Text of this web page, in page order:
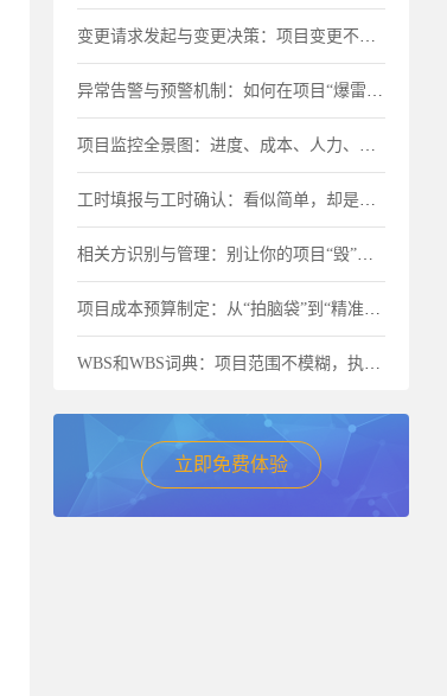
变更请求发起与变更决策：项目变更不是“洪水猛兽”，但要管住流程
异常告警与预警机制：如何在项目“爆雷”前及时止损？
项目监控全景图：进度、成本、人力、物料一个都不能少
工时填报与工时确认：看似简单，却是成本失控的最大漏洞
相关方识别与管理：别让你的项目“毁”在忽视关键人上
项目成本预算制定：从“拍脑袋”到“精准核算”的进阶之路
WBS和WBS词典：项目范围不模糊，执行才不跑偏
立即免费体验